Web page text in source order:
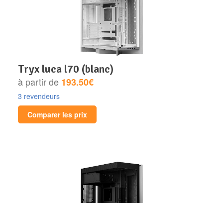
tryx luca l70 (blanc)
à partir de 193.50€
3 revendeurs
Comparer les prix